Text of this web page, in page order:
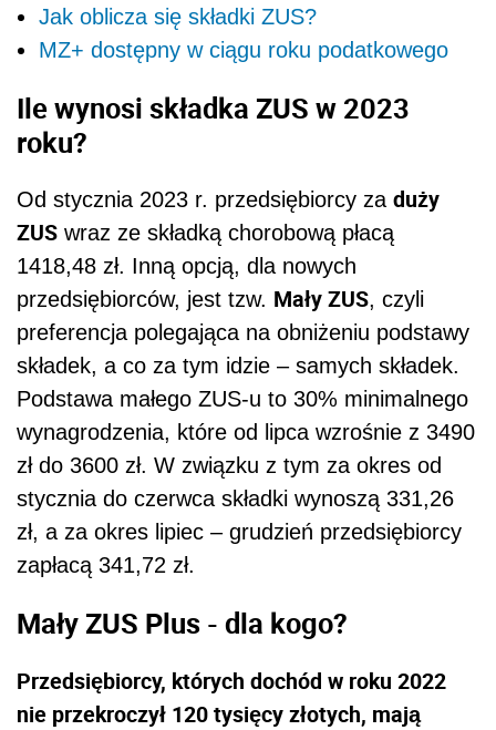
Jak oblicza się składki ZUS?
MZ+ dostępny w ciągu roku podatkowego
Ile wynosi składka ZUS w 2023
roku?
Od stycznia 2023 r. przedsiębiorcy za duży
ZUS wraz ze składką chorobową płacą
1418,48 zł. Inną opcją, dla nowych
przedsiębiorców, jest tzw. Mały ZUS, czyli
preferencja polegająca na obniżeniu podstawy
składek, a co za tym idzie – samych składek.
Podstawa małego ZUS-u to 30% minimalnego
wynagrodzenia, które od lipca wzrośnie z 3490
zł do 3600 zł. W związku z tym za okres od
stycznia do czerwca składki wynoszą 331,26
zł, a za okres lipiec – grudzień przedsiębiorcy
zapłacą 341,72 zł.
Mały ZUS Plus - dla kogo?
Przedsiębiorcy, których dochód w roku 2022
nie przekroczył 120 tysięcy złotych, mają